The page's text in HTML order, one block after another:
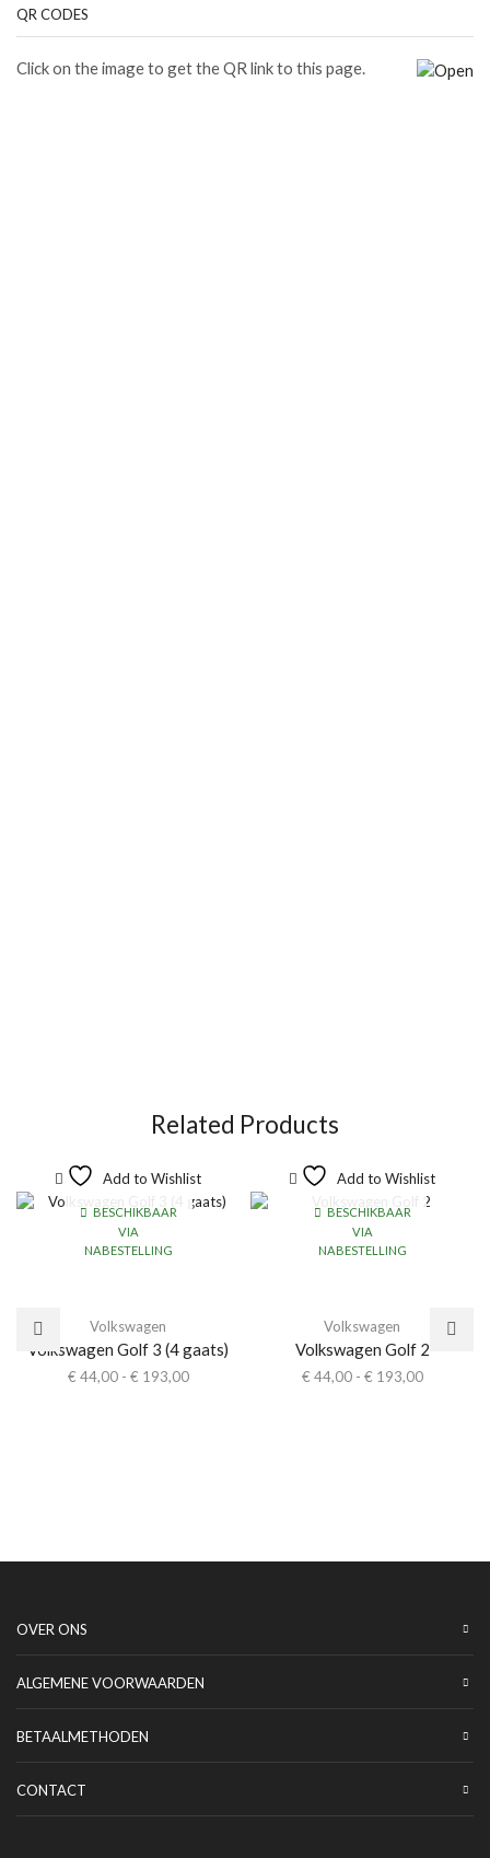
QR CODES
Click on the image to get the QR link to this page.
Related Products
Add to Wishlist
BESCHIKBAAR
VIA
NABESTELLING
Volkswagen
Volkswagen Golf 3 (4 gaats)
€ 44,00 - € 193,00
Add to Wishlist
BESCHIKBAAR
VIA
NABESTELLING
Volkswagen
Volkswagen Golf 2
€ 44,00 - € 193,00
OVER ONS
ALGEMENE VOORWAARDEN
BETAALMETHODEN
CONTACT